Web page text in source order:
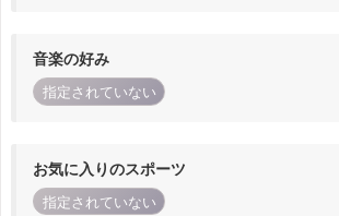
音楽の好み
指定されていない
お気に入りのスポーツ
指定されていない